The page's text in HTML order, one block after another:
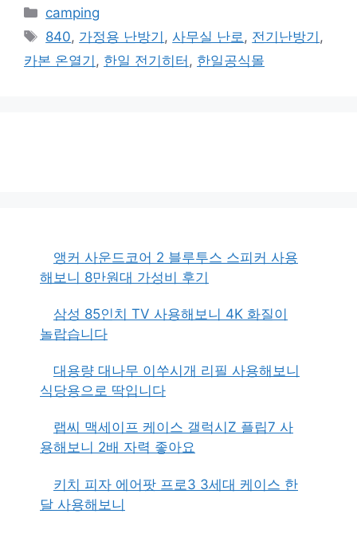
카
테
리
camping
태
그
840, 가정용 난방기 ,사무실 난로 , 전기난방기 ,
카본 온열기 , 한일 전기히터 , 한일공식몰
앵커 사운드코어 2 블루투스 스피커 사용
해보니 8만원대 가성비 후기
삼성 85인치 TV 사용해보니 4K 화질이
놀랍습니다
대용량 대나무 이쑤시개 리필 사용해보니
식당용으로 딱입니다
랩씨 맥세이프 케이스 갤럭시Z 플립7 사
용해보니 2배 자력 좋아요
키치 피자 에어팟 프로3 3세대 케이스 한
달 사용해보니